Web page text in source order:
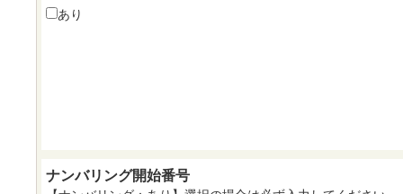
あり
ナンバリング開始番号